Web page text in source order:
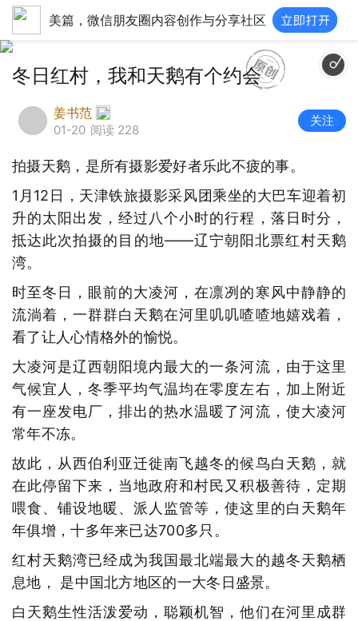
美篇，微信朋友圈内容创作与分享社区
冬日红村，我和天鹅有个约会
姜书范
01-20 阅读 228
关注
拍摄天鹅，是所有摄影爱好者乐此不疲的事。
1月12日，天津铁旅摄影采风团乘坐的大巴车迎着初
升的太阳出发，经过八个小时的行程，落日时分，
抵达此次拍摄的目的地——辽宁朝阳北票红村天鹅
湾。
时至冬日，眼前的大凌河，在凛冽的寒风中静静的
流淌着，一群群白天鹅在河里叽叽喳喳地嬉戏着，
看了让人心情格外的愉悦。
大凌河是辽西朝阳境内最大的一条河流，由于这里
气候宜人，冬季平均气温均在零度左右，加上附近
有一座发电厂，排出的热水温暖了河流，使大凌河
常年不冻。
故此，从西伯利亚迁徙南飞越冬的候鸟白天鹅，就
在此停留下来，当地政府和村民又积极善待，定期
喂食、铺设地暖、派人监管等，使这里的白天鹅年
年俱增，十多年来已达700多只。
红村天鹅湾已经成为我国最北端最大的越冬天鹅栖
息地， 是中国北方地区的一大冬日盛景。
白天鹅生性活泼爱动，聪颖机智，他们在河里成群